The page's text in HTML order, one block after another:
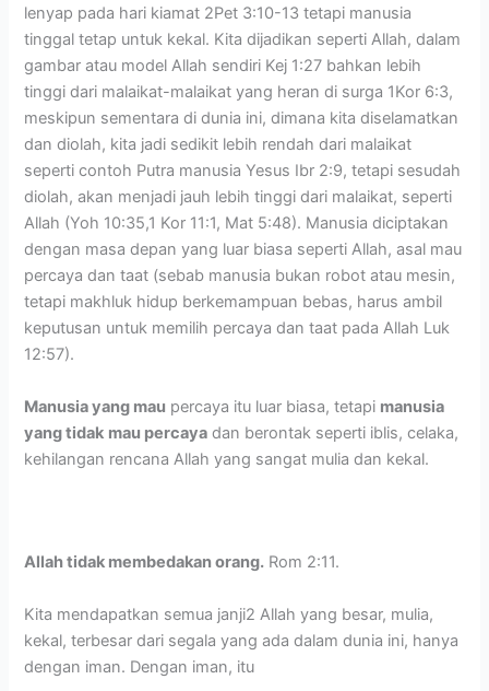
lenyap pada hari kiamat 2Pet 3:10-13 tetapi manusia
tinggal tetap untuk kekal. Kita dijadikan seperti Allah, dalam
gambar atau model Allah sendiri Kej 1:27 bahkan lebih
tinggi dari malaikat-malaikat yang heran di surga 1Kor 6:3,
meskipun sementara di dunia ini, dimana kita diselamatkan
dan diolah, kita jadi sedikit lebih rendah dari malaikat
seperti contoh Putra manusia Yesus Ibr 2:9, tetapi sesudah
diolah, akan menjadi jauh lebih tinggi dari malaikat, seperti
Allah (Yoh 10:35,1 Kor 11:1, Mat 5:48). Manusia diciptakan
dengan masa depan yang luar biasa seperti Allah, asal mau
percaya dan taat (sebab manusia bukan robot atau mesin,
tetapi makhluk hidup berkemampuan bebas, harus ambil
keputusan untuk memilih percaya dan taat pada Allah Luk
12:57).
Manusia yang mau percaya itu luar biasa, tetapi manusia
yang tidak mau percaya dan berontak seperti iblis, celaka,
kehilangan rencana Allah yang sangat mulia dan kekal.
Allah tidak membedakan orang. Rom 2:11.
Kita mendapatkan semua janji2 Allah yang besar, mulia,
kekal, terbesar dari segala yang ada dalam dunia ini, hanya
dengan iman. Dengan iman, itu